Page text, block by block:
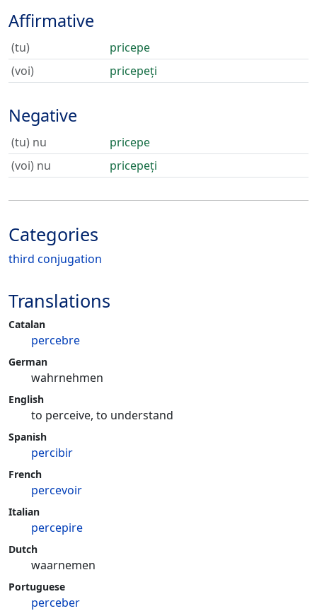
Affirmative
(tu)
pricepe
(voi)
pricepeți
Negative
(tu) nu
pricepe
(voi) nu
pricepeți
Categories
third conjugation
Translations
Catalan
percebre
German
wahrnehmen
English
to perceive, to understand
Spanish
percibir
French
percevoir
Italian
percepire
Dutch
waarnemen
Portuguese
perceber